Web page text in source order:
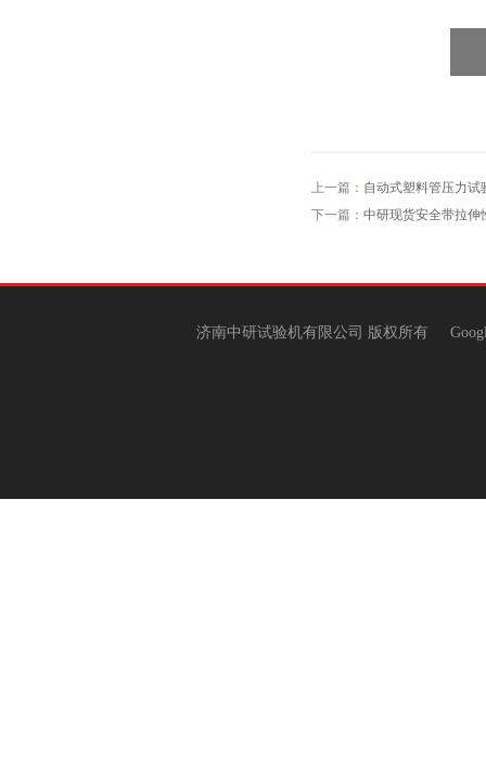
上一篇： 自动式塑料管压力试
下一篇： 中研现货安全带拉伸
济南中研试验机有限公司 版权所有